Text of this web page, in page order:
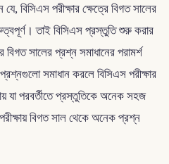
বিসিএস পরীক্ষার ক্ষেত্রে বিগত সালের
তাই বিসিএস প্রস্তুতি শুরু করার
বিগত সালের প্রশ্ন সমাধানের পরামর্শ
সমাধান করলে বিসিএস পরীক্ষার
যা পরবর্তীতে প্রস্তুতিকে অনেক সহজ
বিগত সাল থেকে অনেক প্রশ্ন